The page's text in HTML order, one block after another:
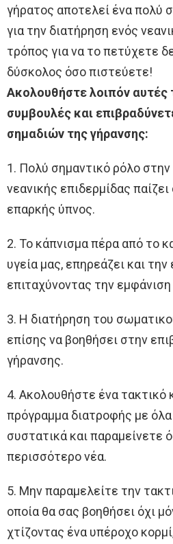
γήρατος αποτελεί ένα πολύ
για την διατήρηση ενός
τρόπος για να το πετύχετε
δύσκολος όσο πιστεύετε!
Ακολουθήστε λοιπόν αυτές
συμβουλές και
σημαδιών της γήρανσης:
1. Πολύ σημαντικό ρόλο στην
νεανικής επιδερμίδας
επαρκής ύπνος.
2. Το κάπνισμα πέρα από το
υγεία μας, επηρεάζει και την
επιταχύνοντας την
3. Η διατήρηση του
επίσης να βοηθήσει στην
γήρανσης.
4. Ακολουθήστε ένα τακτικό
πρόγραμμα διατροφής με
συστατικά και παραμείνετε
περισσότερο νέα.
5. Μην παραμελείτε την
οποία θα σας βοηθήσει όχι
χτίζοντας ένα υπέροχο